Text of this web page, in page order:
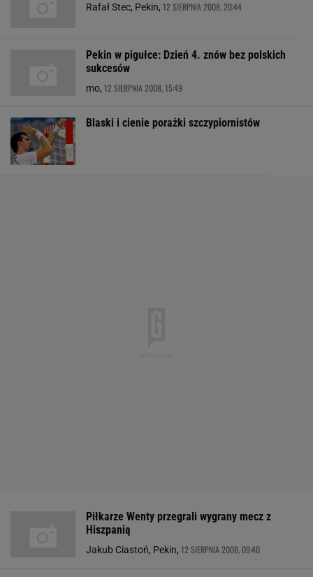
Rafał Stec, Pekin, 12 SIERPNIA 2008, 20:44
Pekin w pigułce: Dzień 4. znów bez polskich
sukcesów
mo, 12 SIERPNIA 2008, 15:49
Blaski i cienie porażki szczypiornistów
Piłkarze Wenty przegrali wygrany mecz z
Hiszpanią
Jakub Ciastoń, Pekin, 12 SIERPNIA 2008, 09:40